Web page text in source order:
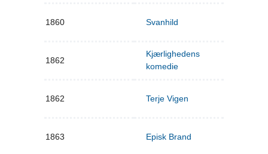
1860 Svanhild
1862
Kjærlighedens
komedie
1862 Terje Vigen
1863 Episk Brand